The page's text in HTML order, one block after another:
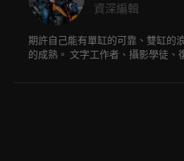
資深編輯
期許自己能有單缸的可靠、雙缸的
的成熟。 文字工作者、攝影學徒、